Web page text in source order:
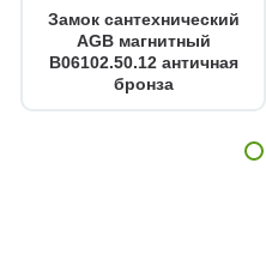
Замок сантехнический
AGB магнитный
B06102.50.12 античная
бронза